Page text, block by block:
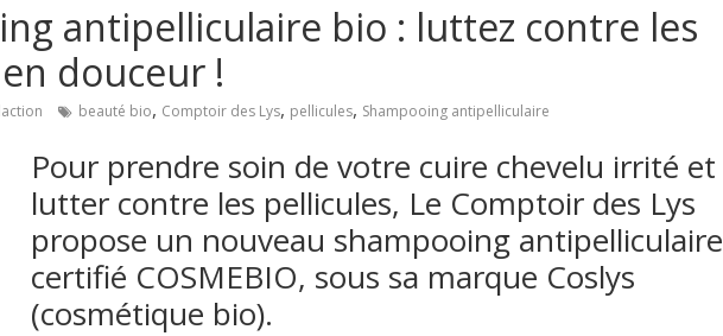
antipelliculaire bio : luttez contre les
douceur !
beauté bio, Comptoir des Lys, pellicules, Shampooing antipelliculaire
Pour prendre soin de votre cuire chevelu irrité et
lutter contre les pellicules, Le Comptoir des Lys
propose un nouveau shampooing antipelliculaire
certifié COSMEBIO, sous sa marque Coslys
(cosmétique bio).